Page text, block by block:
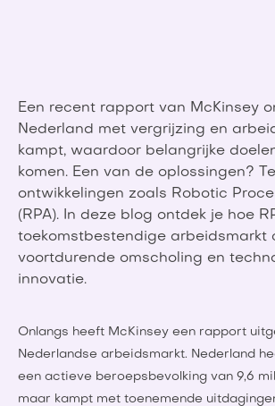
Een recent rapport van McKinsey
Nederland met vergrijzing en
kampt, waardoor belangrijke
komen. Een van de oplossingen?
ontwikkelingen zoals Robotic
(RPA). In deze blog ontdek je hoe
toekomstbestendige arbeidsmarkt
voortdurende omscholing en
innovatie.
Onlangs heeft McKinsey een rapport
Nederlandse arbeidsmarkt. Nederland
een actieve beroepsbevolking van 9,6
maar kampt met toenemende